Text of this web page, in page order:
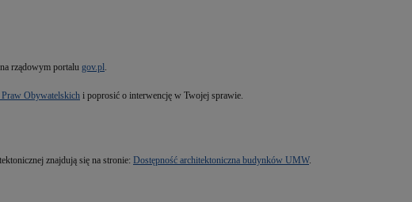
rządowym portalu gov.pl.
Praw Obywatelskich i poprosić o interwencję w Twojej sprawie.
znajdują się na stronie: Dostępność architektoniczna budynków UMW.